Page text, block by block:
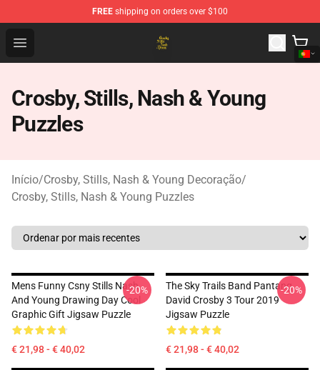
FREE shipping on orders over $100
Open menu
Crosby, Stills, Nash & Young Store - Official Crosby,
Crosby, Stills, Nash & Young
Puzzles
Início/Crosby, Stills, Nash & Young Decoração/
Crosby, Stills, Nash & Young Puzzles
Mens Funny Csny Stills Nash
And Young Drawing Day Cool
Graphic Gift Jigsaw Puzzle
€ 21,98 - € 40,02
-20%
The Sky Trails Band Pantang
David Crosby 3 Tour 2019
Jigsaw Puzzle
€ 21,98 - € 40,02
-20%